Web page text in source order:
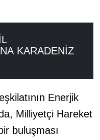
KARADENİZ
Enerjik
Milliyetçi Hareket
buluşması